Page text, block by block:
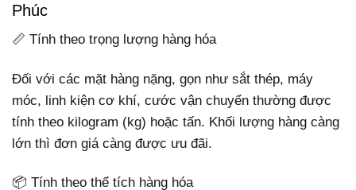
Phúc
📏 Tính theo trọng lượng hàng hóa
Đối với các mặt hàng nặng, gọn như sắt thép, máy
móc, linh kiện cơ khí, cước vận chuyển thường được
tính theo kilogram (kg) hoặc tấn. Khối lượng hàng càng
lớn thì đơn giá càng được ưu đãi.
📦 Tính theo thể tích hàng hóa